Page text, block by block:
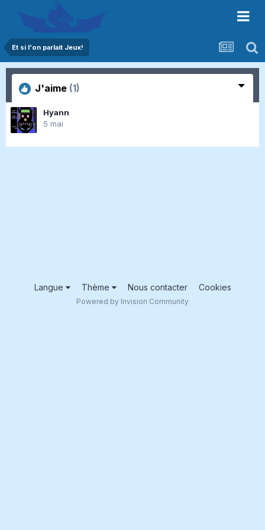
Et si l'on parlait Jeux!
J'aime (1)
Hyann
5 mai
Langue Thème Nous contacter Cookies
Powered by Invision Community